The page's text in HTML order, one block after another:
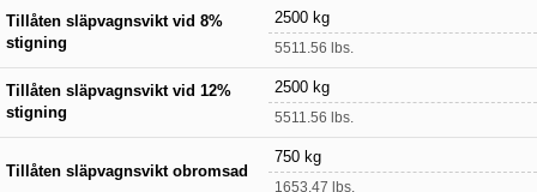
Tillåten släpvagnsvikt vid 8%
stigning
2500 kg
5511.56 lbs.
Tillåten släpvagnsvikt vid 12%
stigning
2500 kg
5511.56 lbs.
Tillåten släpvagnsvikt obromsad
750 kg
1653.47 lbs.